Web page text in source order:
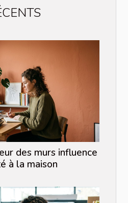
des murs influence
à la maison